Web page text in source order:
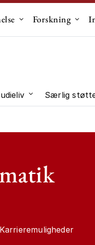
Undermenu til
Forskning
til "Studievalg"
Undermenu til
Særlig
Karrieremuligheder